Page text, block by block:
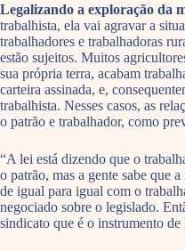
Legalizando a exploração da
trabalhista, ela vai agravar a
trabalhadores e trabalhadoras
estão sujeitos. Muitos
sua própria terra, acabam
carteira assinada, e,
trabalhista. Nesses casos, as
o patrão e trabalhador, como
“A lei está dizendo que o
o patrão, mas a gente sabe que
de igual para igual com o
negociado sobre o legislado.
sindicato que é o instrumento